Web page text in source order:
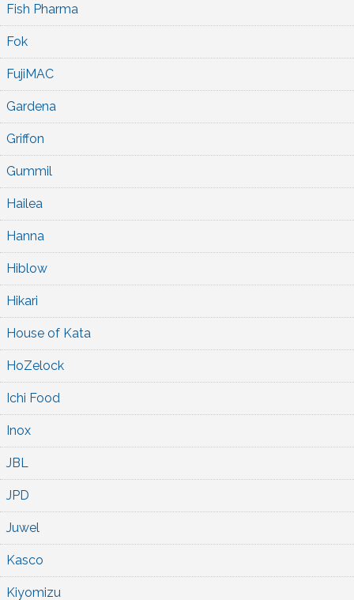
Fish Pharma
Fok
FujiMAC
Gardena
Griffon
Gummil
Hailea
Hanna
Hiblow
Hikari
House of Kata
HoZelock
Ichi Food
Inox
JBL
JPD
Juwel
Kasco
Kiyomizu